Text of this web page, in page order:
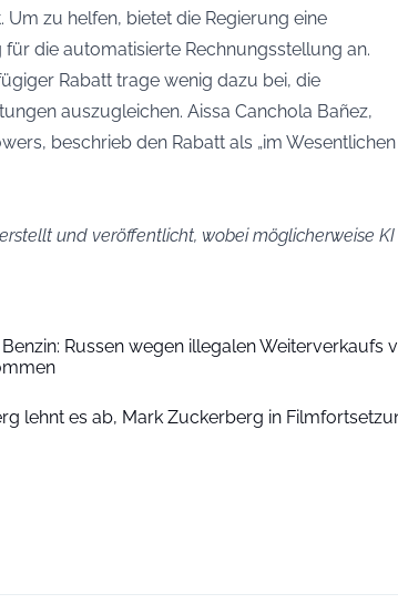
zu helfen, bietet die Regierung eine
die automatisierte Rechnungsstellung an.
Rabatt trage wenig dazu bei, die
auszugleichen. Aissa Canchola Bañez,
beschrieb den Rabatt als „im
und veröffentlicht, wobei möglicherweise
Russen wegen illegalen Weiterverkaufs
lehnt es ab, Mark Zuckerberg in